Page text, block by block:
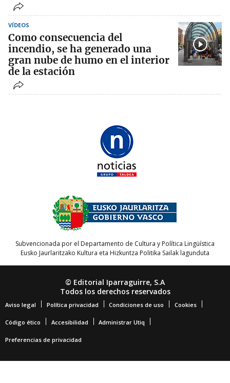
VÍDEOS
Como consecuencia del
incendio, se ha generado una
gran nube de humo en el interior
de la estación
Subvencionada por el Departamento de Cultura y Política Lingüística
Eusko Jaurlaritzako Kultura eta Hizkuntza Politika Sailak lagunduta
© Editorial Iparraguirre, S.A
Todos los derechos reservados
Aviso legal Política privacidad Condiciones de uso Cookies
Código ético Accesibilidad Administrar Utiq
Preferencias de privacidad